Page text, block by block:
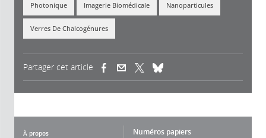
Photonique Imagerie Biomédicale Nanoparticules
Verres De Chalcogénures
Partager cet article (link is external)(link is external)
À propos
Numéros papiers